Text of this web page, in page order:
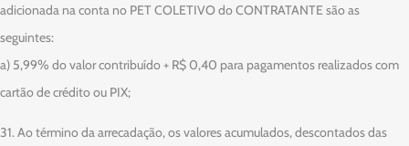
adicionada na conta no PET COLETIVO do CONTRATANTE são as
seguintes:
a) 5,99% do valor contribuído + R$ 0,40 para pagamentos realizados com
cartão de crédito ou PIX;
31. Ao término da arrecadação, os valores acumulados, descontados das